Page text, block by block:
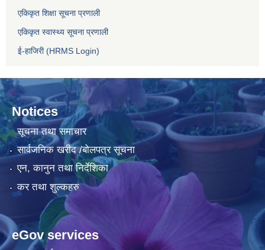
एकिकृत शिक्षा सूचना प्रणाली
एकिकृत स्वास्थ्य सूचना प्रणाली
ई-हाजिरी (HRMS Login)
Notices
सूचना तथा समाचार
सार्वजनिक खरीद /बोलपत्र सूचना
एन, कानुन तथा निर्देशिका
कर तथा शुल्कहरु
eGov services